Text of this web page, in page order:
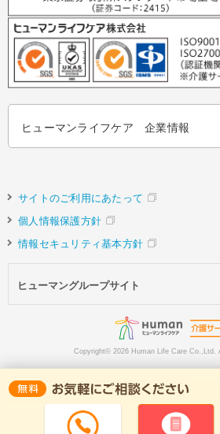
ヒューマンライフケア 企業情報
サイトのご利用にあたって
個人情報保護方針
情報セキュリティ基本方針
ヒューマングループサイト
Copyright© 2026 Human Life Care Co.,Ltd.